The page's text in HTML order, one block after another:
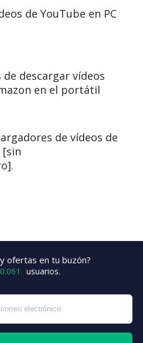
de YouTube en PC
descargar vídeos
en el portátil
de vídeos de
ofertas en tu buzón?
usuarios.
+6